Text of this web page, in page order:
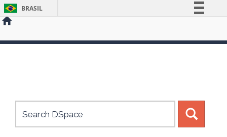
BRASIL
Comunica BR
Canais